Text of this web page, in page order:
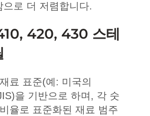
으로 더 저렴합니다.
420, 430 스테
료 표준(예: 미국의
을 기반으로 하며, 각 숫
율로 표준화된 재료 범주